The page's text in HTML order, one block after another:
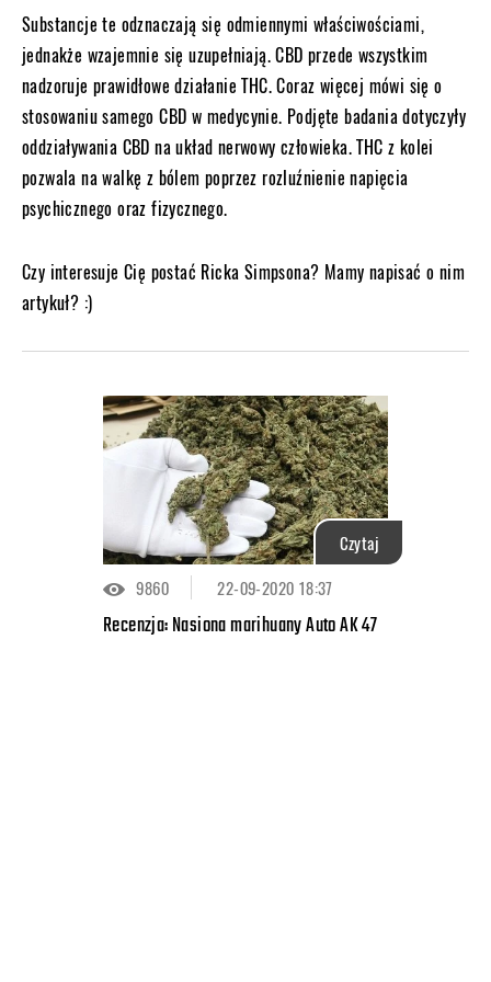
Substancje te odznaczają się odmiennymi właściwościami,
jednakże wzajemnie się uzupełniają. CBD przede wszystkim
nadzoruje prawidłowe działanie THC. Coraz więcej mówi się o
stosowaniu samego CBD w medycynie. Podjęte badania dotyczyły
oddziaływania CBD na układ nerwowy człowieka. THC z kolei
pozwala na walkę z bólem poprzez rozluźnienie napięcia
psychicznego oraz fizycznego.
Czy interesuje Cię postać Ricka Simpsona? Mamy napisać o nim
artykuł? :)
Czytaj
9860
22-09-2020 18:37
Recenzja: Nasiona marihuany Auto AK 47